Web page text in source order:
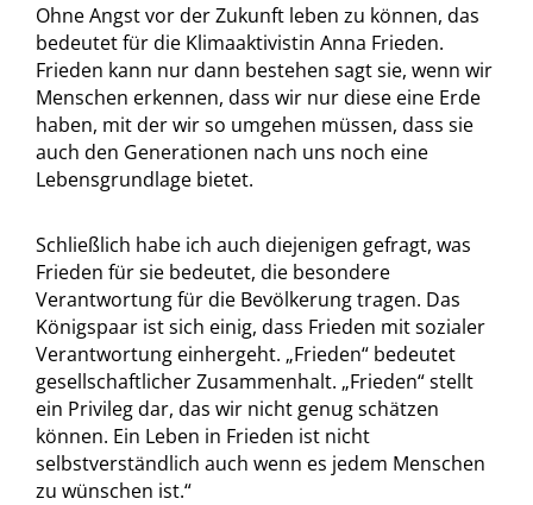
Ohne Angst vor der Zukunft leben zu können, das
bedeutet für die Klimaaktivistin Anna Frieden.
Frieden kann nur dann bestehen sagt sie, wenn wir
Menschen erkennen, dass wir nur diese eine Erde
haben, mit der wir so umgehen müssen, dass sie
auch den Generationen nach uns noch eine
Lebensgrundlage bietet.
Schließlich habe ich auch diejenigen gefragt, was
Frieden für sie bedeutet, die besondere
Verantwortung für die Bevölkerung tragen. Das
Königspaar ist sich einig, dass Frieden mit sozialer
Verantwortung einhergeht. „Frieden“ bedeutet
gesellschaftlicher Zusammenhalt. „Frieden“ stellt
ein Privileg dar, das wir nicht genug schätzen
können. Ein Leben in Frieden ist nicht
selbstverständlich auch wenn es jedem Menschen
zu wünschen ist.“